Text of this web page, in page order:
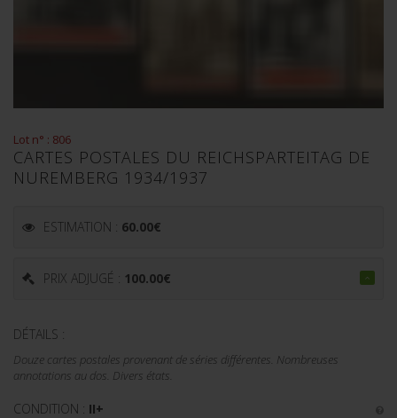
Lot n° : 806
CARTES POSTALES DU REICHSPARTEITAG DE
NUREMBERG 1934/1937
ESTIMATION : 60.00€
PRIX ADJUGÉ : 100.00€
DÉTAILS :
Douze cartes postales provenant de séries différentes. Nombreuses
annotations au dos. Divers états.
CONDITION : II+